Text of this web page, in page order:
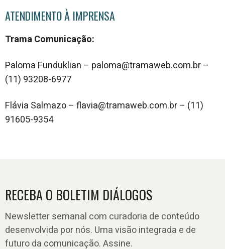
ATENDIMENTO À IMPRENSA
Trama Comunicação:
Paloma Funduklian – paloma@tramaweb.com.br –
(11) 93208-6977
Flávia Salmazo – flavia@tramaweb.com.br – (11)
91605-9354
RECEBA O BOLETIM DIÁLOGOS
Newsletter semanal com curadoria de conteúdo
desenvolvida por nós. Uma visão integrada e de
futuro da comunicação. Assine.